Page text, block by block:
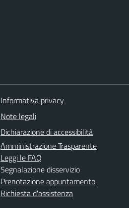
Informativa privacy
Note legali
Dichiarazione di accessibilità
Amministrazione Trasparente
Leggi le FAQ
Segnalazione disservizio
Prenotazione appuntamento
Richiesta d'assistenza